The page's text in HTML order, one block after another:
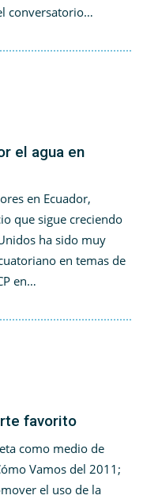
conversatorio…
el agua en
en Ecuador,
que sigue creciendo
ha sido muy
en temas de
en…
favorito
como medio de
Vamos del 2011;
el uso de la